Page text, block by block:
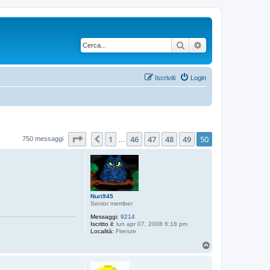
Cerca
Login
Iscriviti
750 messaggi Pagina50 50
Precedente
1 46 47 48 49 50
Nuri945
Senior member
Messaggi: 9214
Iscritto il: lun apr 07, 2008 6:18 pm
Località: Firenze